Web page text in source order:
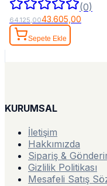
(0)
64.125,0043.605,00
Sepete Ekle
KURUMSAL
İletişim
Hakkımızda
Sipariş &
Gizlilik Politikası
Mesafeli Satış